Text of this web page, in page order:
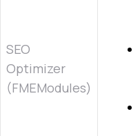
SEO
Optimizer
(FMEModules)